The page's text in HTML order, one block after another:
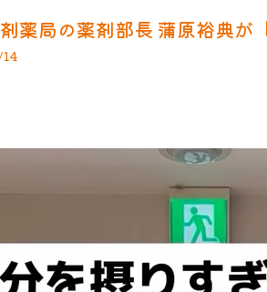
薬局の薬剤部長 蒲原裕典が